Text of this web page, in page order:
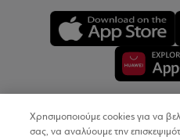
Χρησιμοποιούμε cookies για να
σας, να αναλύουμε την